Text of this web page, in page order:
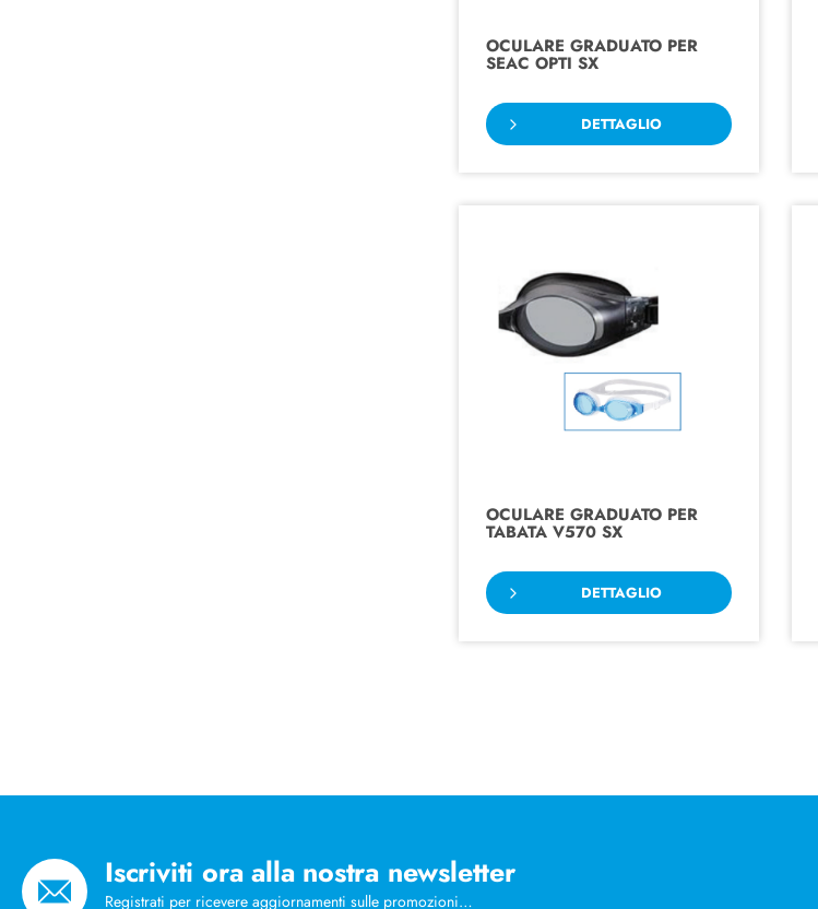
OCULARE GRADUATO PER
SEAC OPTI SX
DETTAGLIO
OCULARE GRADUATO PER
TABATA V570 SX
DETTAGLIO
Iscriviti ora alla nostra newsletter
Registrati per ricevere aggiornamenti sulle promozioni…